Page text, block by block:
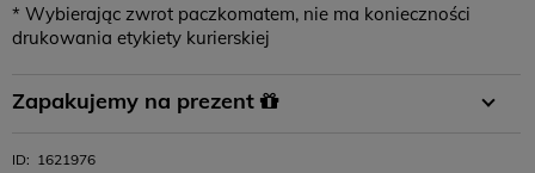
* Wybierając zwrot paczkomatem, nie ma konieczności
drukowania etykiety kurierskiej
Płatność za
Zapakujemy na prezent
ID: 1621976